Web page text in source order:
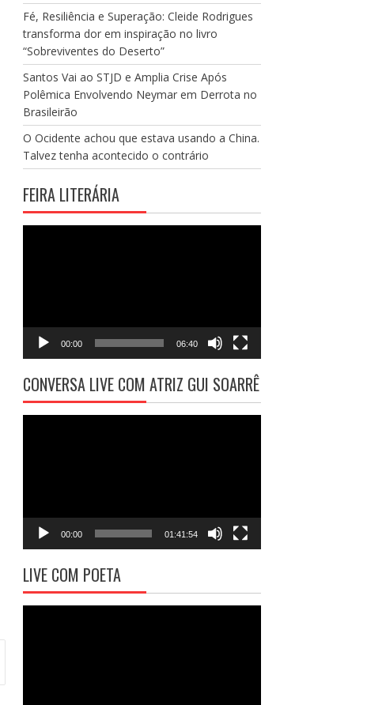
Fé, Resiliência e Superação: Cleide Rodrigues
transforma dor em inspiração no livro
“Sobreviventes do Deserto”
Santos Vai ao STJD e Amplia Crise Após
Polêmica Envolvendo Neymar em Derrota no
Brasileirão
O Ocidente achou que estava usando a China.
Talvez tenha acontecido o contrário
FEIRA LITERÁRIA
00:00 06:40
CONVERSA LIVE COM ATRIZ GUI SOARRÊ
00:00 01:41:54
LIVE COM POETA